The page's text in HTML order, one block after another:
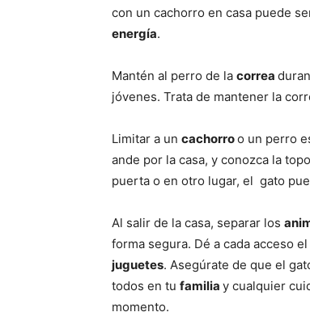
con un cachorro en casa puede
energía.
Mantén al perro de la correa
jóvenes. Trata de mantener la
Limitar a un cachorroo un perro
ande por la casa, y conozca la
puerta o en otro lugar, el gato
Al salir de la casa, separar los
forma segura. Dé a cada acceso el
juguetes. Asegúrate de que el
todos en tu familia y cualquier
momento.